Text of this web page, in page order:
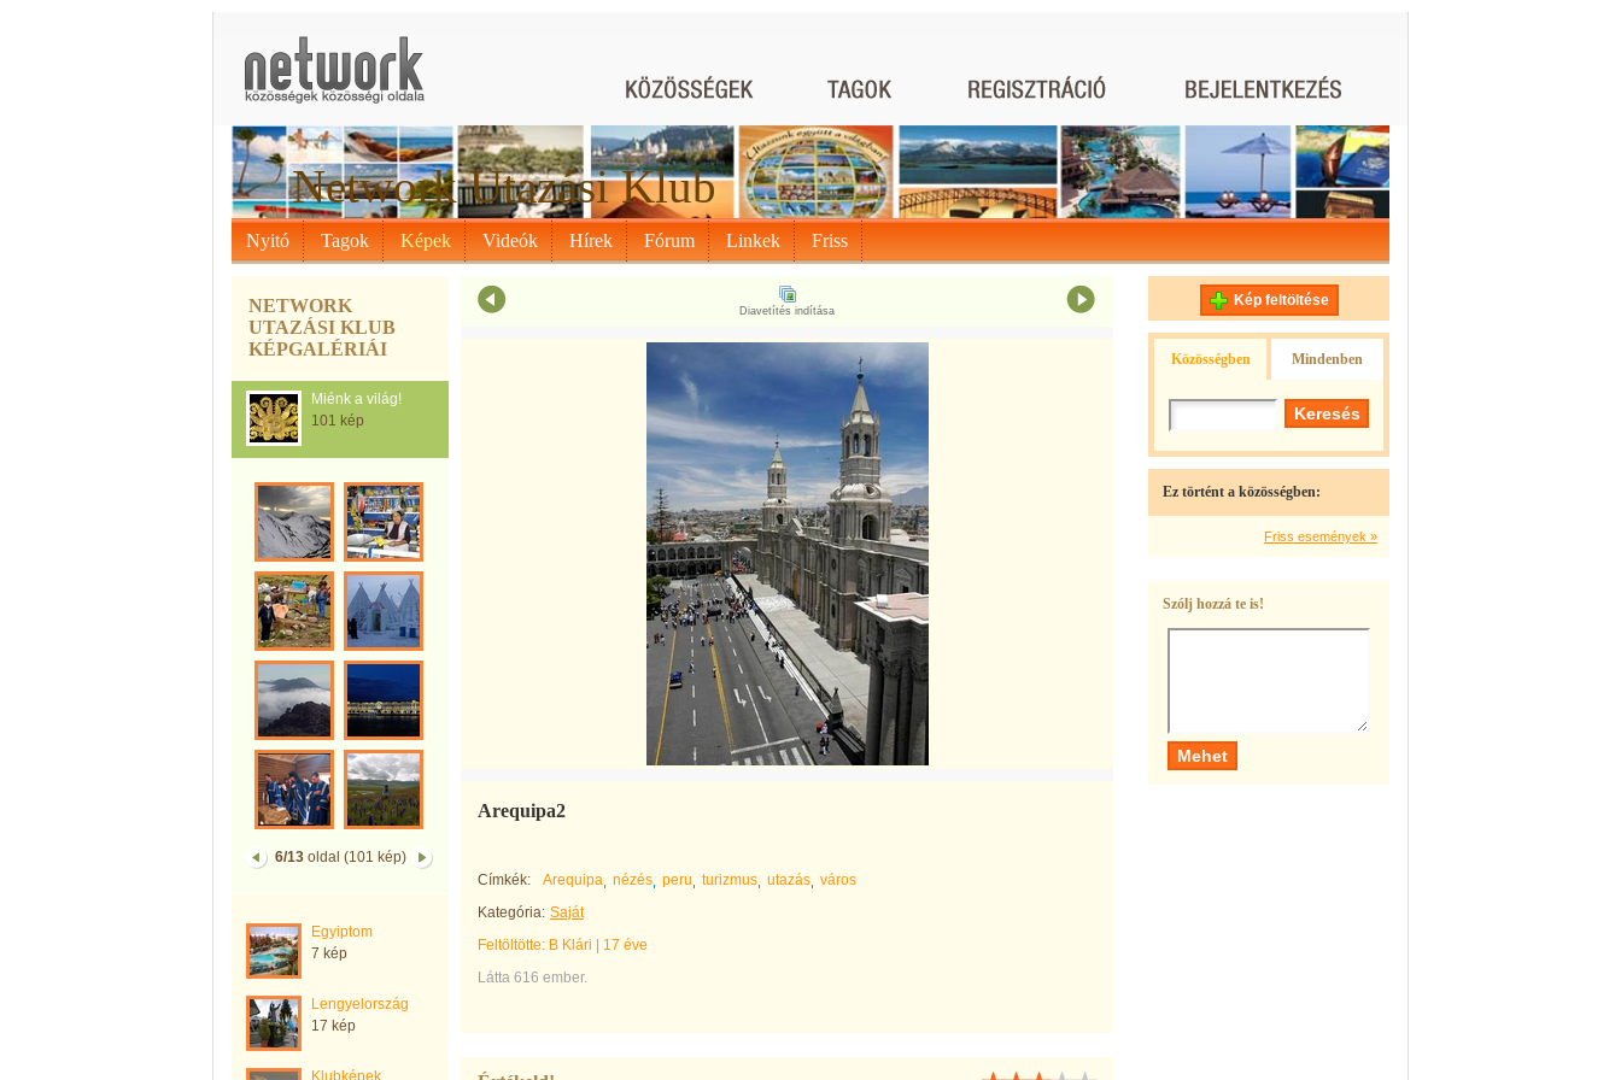
Network Utazási Klub
Nyitó Tagok Képek Videók Hírek Fórum Linkek Friss
NETWORK
UTAZÁSI KLUB
KÉPGALÉRIÁI
Miénk a világ!
101 kép
6/13oldal (101 kép)
Egyiptom
7 kép
Lengyelország
17 kép
Klubképek
Diavetítés indítása
Arequipa2
Címkék: Arequipa nézés peru turizmus utazás város
Kategória: Saját
Feltöltötte: B Klári
17 éve
Látta 616 ember.
Kép feltöltése
Közösségben Mindenben
Ez történt a közösségben:
Friss események »
Szólj hozzá te is!